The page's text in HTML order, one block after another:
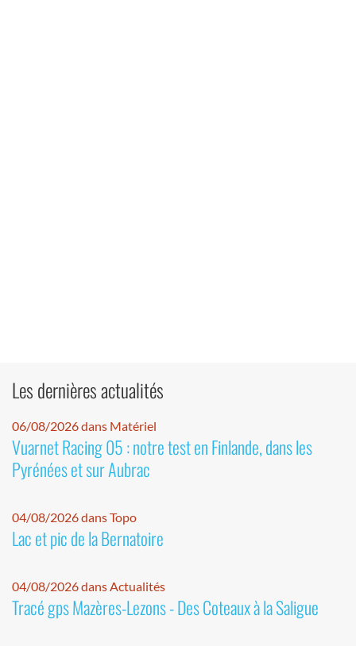
Les dernières actualités
06/08/2026 dans Matériel
Vuarnet Racing 05 : notre test en Finlande, dans les
Pyrénées et sur Aubrac
04/08/2026 dans Topo
Lac et pic de la Bernatoire
04/08/2026 dans Actualités
Tracé gps Mazères-Lezons - Des Coteaux à la Saligue